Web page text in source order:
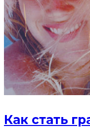
Как стать